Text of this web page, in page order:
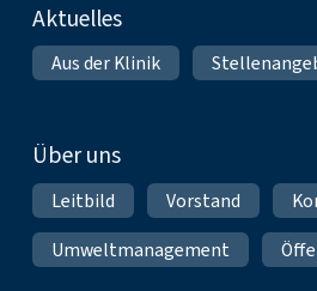
Fußnavigation
Aktuelles
Aus der Klinik
Über uns
Leitbild Vorstand
Umweltmanagement